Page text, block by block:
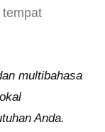
tempat
multibahasa
Anda.